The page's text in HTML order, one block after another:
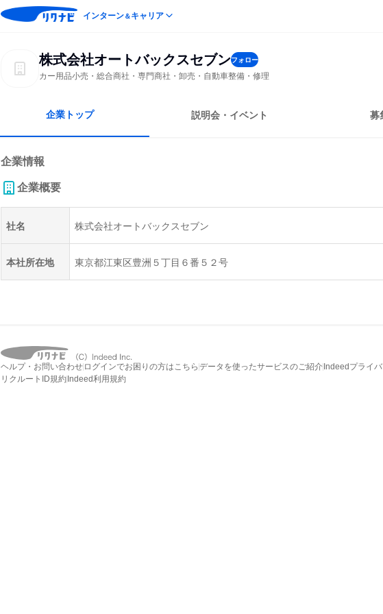
インターン＆キャリア
株式会社オートバックスセブンフォロー
カー用品小売・総合商社・専門商社・卸売・自動車整備・修理
企業トップ 説明会・イベント 募
企業情報
企業概要
社名 株式会社オートバックスセブン
本社所在地 東京都江東区豊洲５丁目６番５２号
ヘルプ・お問い合わせ ログインでお困りの方はこちら データを使ったサービスのご紹介 Indeedプライ
リクルートID規約 Indeed利用規約